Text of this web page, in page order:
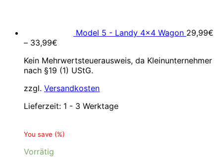
Model 5 - Landy 4x4 Wagon 29,99€
– 33,99€
Kein Mehrwertsteuerausweis, da Kleinunternehmer
nach §19 (1) UStG.
zzgl. Versandkosten
Lieferzeit: 1 - 3 Werktage
You save (%)
Vorrätig